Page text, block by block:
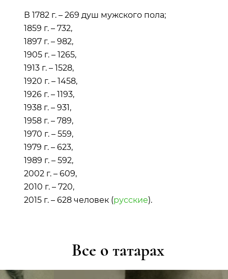
В 1782 г. – 269 душ мужского пола;
1859 г. – 732,
1897 г. – 982,
1905 г. – 1265,
1913 г. – 1528,
1920 г. – 1458,
1926 г. – 1193,
1938 г. – 931,
1958 г. – 789,
1970 г. – 559,
1979 г. – 623,
1989 г. – 592,
2002 г. – 609,
2010 г. – 720,
2015 г. – 628 человек (русские).
Все о татарах